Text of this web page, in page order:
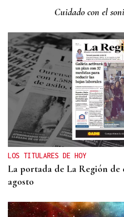
Cuidado con el
LOS TITULARES DE HOY
La portada de La Región de
agosto